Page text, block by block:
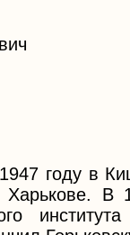
году в
В